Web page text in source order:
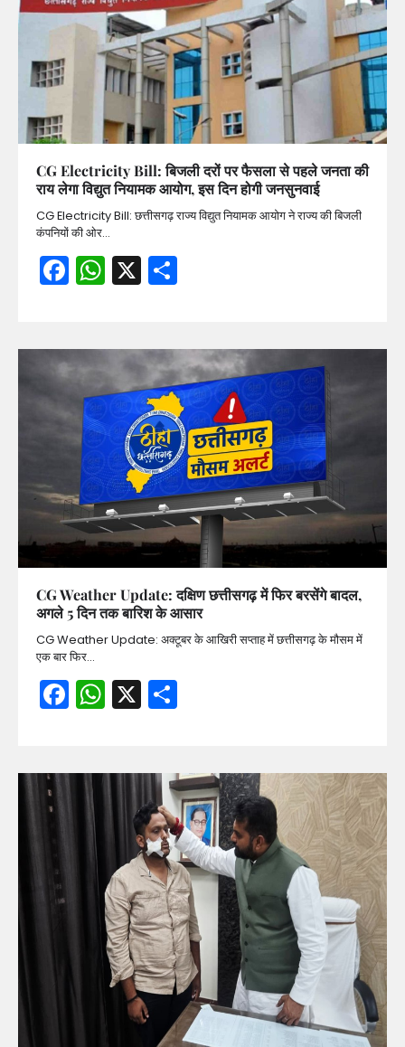
CG Electricity Bill: बिजली दरों पर फैसला से पहले जनता की
राय लेगा विद्युत नियामक आयोग, इस दिन होगी जनसुनवाई
CG Electricity Bill: छत्तीसगढ़ राज्य विद्युत नियामक आयोग ने राज्य की बिजली
कंपनियों की ओर…
Facebook
WhatsApp
X
CG Weather Update: दक्षिण छत्तीसगढ़ में फिर बरसेंगे बादल,
अगले 5 दिन तक बारिश के आसार
CG Weather Update: अक्टूबर के आखिरी सप्ताह में छत्तीसगढ़ के मौसम में
एक बार फिर…
Facebook
WhatsApp
X